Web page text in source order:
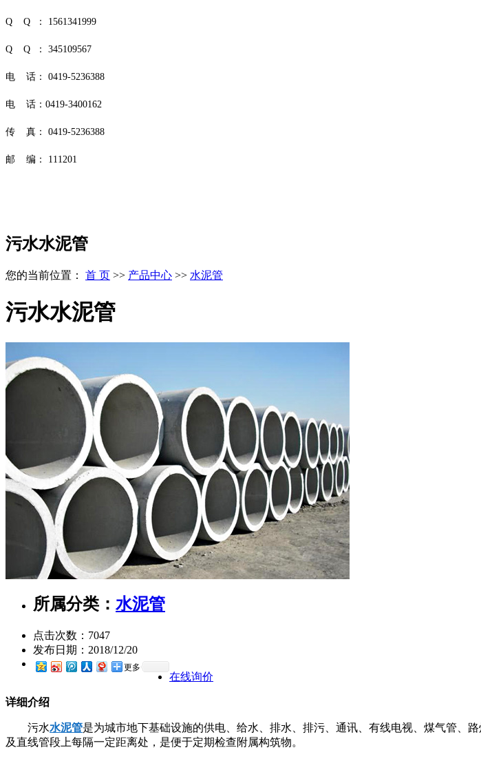
Q Q ： 1561341999
Q Q ： 345109567
电 话： 0419-5236388
电 话：0419-3400162
传 真： 0419-5236388
邮 编： 111201
污水水泥管
您的当前位置： 首 页 >> 产品中心 >> 水泥管
污水水泥管
所属分类： 水泥管
点击次数： 7047
发布日期： 2018/12/20
更多
在线询价
详细介绍
污水水泥管是为城市地下基础设施的供电、给水、排水、排污、通讯、有线电视、煤气管、
及直线管段上每隔一定距离处，是便于定期检查附属构筑物。